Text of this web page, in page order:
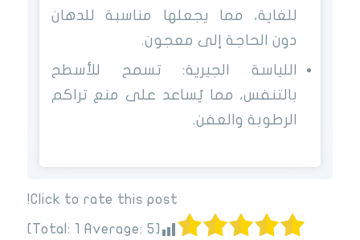
للغاية، مما يجعلها مناسبة للدهان
دون الحاجة إلى معجون.
اللياسة الجيرية: تسمح للأسطح
بالتنفس، مما يُساعد على منع تراكم
الرطوبة والعفن.
Click to rate this post!
[Total:
1 Average: 5
]